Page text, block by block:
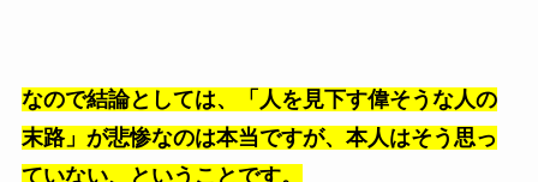
なので結論としては、「人を見下す偉そうな人の
末路」が悲惨なのは本当ですが、本人はそう思っ
ていない、ということです。